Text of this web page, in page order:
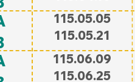
115.05.05
115.05.21
115.06.09
115.06.25